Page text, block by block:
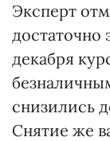
Эксперт
достаточно
декабря
снизились
Снятие же